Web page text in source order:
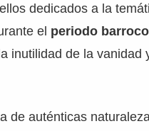
dedicados a la
el periodo barroco
inutilidad de la vanidad
de auténticas